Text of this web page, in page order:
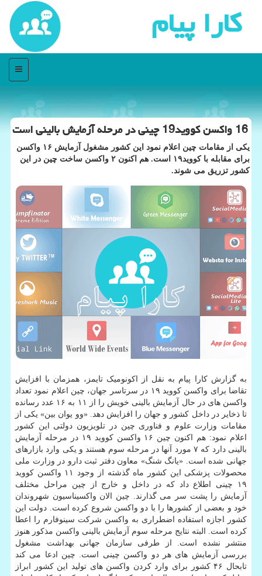
كارا پیام
منو
16 واكسن كووید19 چینی در مرحله آزمایش بالینی است
یکی از مقامات چین اعلام نمود این کشور مشغول آزمایش ۱۶ واکسن
برای مقابله با کووید۱۹ است. هم اکنون ۲ واکسن ساخت چین در این
کشور تزریق می شوند.
به گزارش کارا پیام به نقل از اکونومیک تایمز، همزمان با افزایش
تقاضا برای واکسن کووید ۱۹ در سرتاسر جهان، چین اعلام نمود تعداد
واکسن های در حال آزمایش بالینی خویش را از ۱۱ به ۱۶ عدد رسانده
تا ذخایر در داخل کشور و جهان را افزایش دهد. «وو یوان بین» یکی از
مقامات وزارت علوم و فناوری چین در تلویزیون دولتی این کشور
اعلام نمود: هم اکنون چین ۱۶ واکسن کووید ۱۹ در مرحله آزمایش
بالینی دارد که ۷ مورد آنها در مرحله سوم هستند و یکی وارد بازارهای
جهانی شده است. «یانگ شنگ» معاون دفتر ثبت دارو در وزارت ملی
محصولات پزشکی این کشور ماه گذشته از وجود ۱۱ واکسن کووید
۱۹ چینی اطلاع داد که در داخل و خارج از چین مراحل مختلف
آزمایش را پشت سر می گذارند. چین الان واکسیناسیون شهروندان
خود و بعضی از کشورها را با دو واکسن شروع کرده است. دولت این
کشور اجازه استفاده اضطراری به واکسن شرکت سینوفارم را اعطا
کرده است. البته نتایج مرحله سوم آزمایش بالینی واکسن مذکور هنوز
منتشر نشده است. از طرفی سازمان جهانی بهداشت مشغول
بررسی آزمایش های هر دو واکسن چینی است. چین ادعا می کند
تابحال ۴۶ کشور برای وارد کردن واکسن های تولید این کشور ابراز